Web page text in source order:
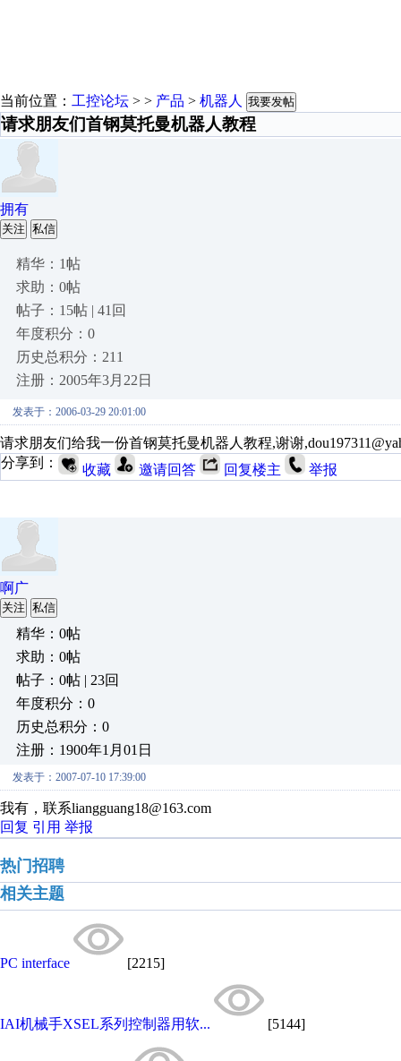
当前位置： 工控论坛 > > 产品 > 机器人 我要发帖
请求朋友们首钢莫托曼机器人教程
拥有
关注 私信
精华：1帖
求助：0帖
帖子：15帖 | 41回
年度积分：0
历史总积分：211
注册：2005年3月22日
发表于：2006-03-29 20:01:00
请求朋友们给我一份首钢莫托曼机器人教程,谢谢
分享到：
收藏 邀请回答 回复楼主 举报
啊广
关注 私信
精华：0帖
求助：0帖
帖子：0帖 | 23回
年度积分：0
历史总积分：0
注册：1900年1月01日
发表于：2007-07-10 17:39:00
我有，联系liangguang18@163.com
回复 引用 举报
热门招聘
相关主题
PC interface [2215]
IAI机械手XSEL系列控制器用软... [5144]